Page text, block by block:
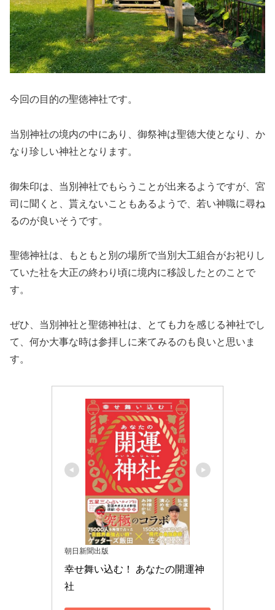
今回の目的の聖徳神社です。
当別神社の境内の中にあり、御祭神は聖徳大使となり、か
なり珍しい神社となります。
御朱印は、当別神社でもらうことが出来るようですが、宮
司に聞くと、貰えないこともあるようで、若い神職に尋ね
るのが良いそうです。
聖徳神社は、もともと別の場所で当別大工組合がお祀りし
ていた社を大正の終わり頃に境内に移設したとのことで
す。
ぜひ、当別神社と聖徳神社は、とても力を感じる神社でし
て、何か大事な時は参拝しに来てみるのも良いと思いま
す。
朝日新聞出版
幸せ舞い込む！ あなたの開運神
社